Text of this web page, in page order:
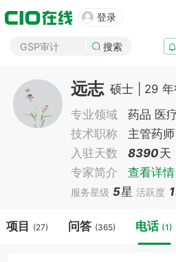
 登录
GMP审计
GSP审计
化妆品注册
医疗器械注册
药品注册
药品上市后变更
搜索
远志 硕士 | 29 年
专业领域
药品 医疗
技术职称
主管药师
入驻天数
8390天
专家简介
查看详情
服务星级 5星 活跃度 1
项目 (27) 问答 (365) 电话 (1)